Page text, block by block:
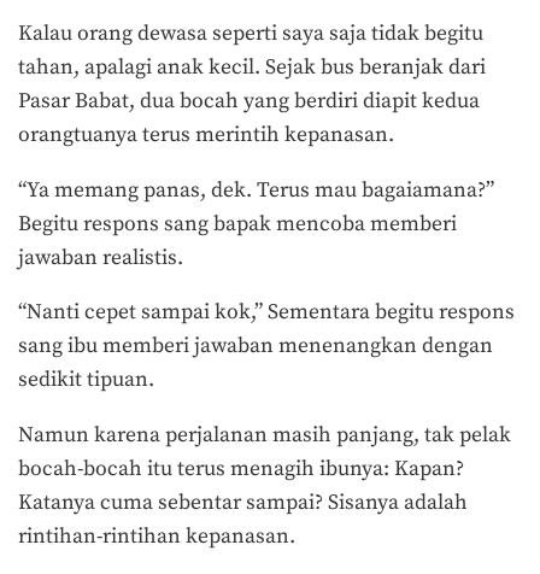
Kalau orang dewasa seperti saya saja tidak begitu
tahan, apalagi anak kecil. Sejak bus beranjak dari
Pasar Babat, dua bocah yang berdiri diapit kedua
orangtuanya terus merintih kepanasan.
“Ya memang panas, dek. Terus mau bagaiamana?”
Begitu respons sang bapak mencoba memberi
jawaban realistis.
“Nanti cepet sampai kok,” Sementara begitu respons
sang ibu memberi jawaban menenangkan dengan
sedikit tipuan.
Namun karena perjalanan masih panjang, tak pelak
bocah-bocah itu terus menagih ibunya: Kapan?
Katanya cuma sebentar sampai? Sisanya adalah
rintihan-rintihan kepanasan.